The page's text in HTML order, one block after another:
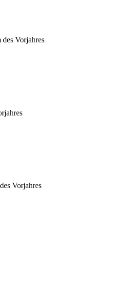
Vorjahres
Vorjahres